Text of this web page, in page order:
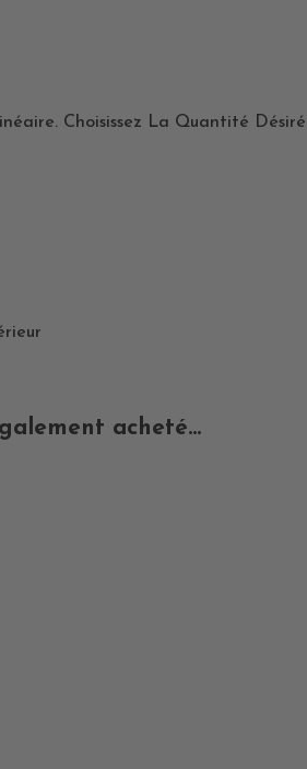
Choisissez La Quantité
acheté...